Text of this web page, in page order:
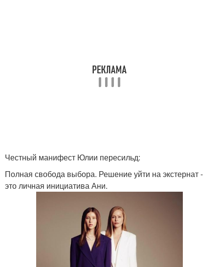
Честный манифест Юлии пересильд:
Полная свобода выбора. Решение уйти на экстернат -
это личная инициатива Ани.